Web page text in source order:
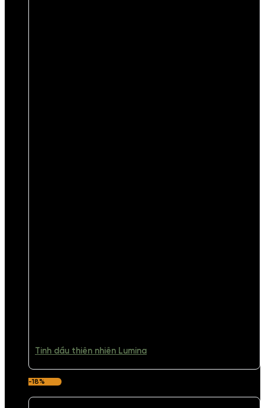
Tinh dầu thiên nhiên Lumina
-18%